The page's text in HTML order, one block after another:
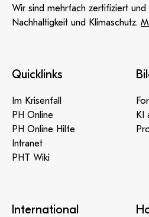
Wir sind mehrfach zertifiziert
Nachhaltigkeit und Klimaschutz.
Quicklinks
Im Krisenfall
PH Online
PH Online Hilfe
Intranet
PHT Wiki
KI
International